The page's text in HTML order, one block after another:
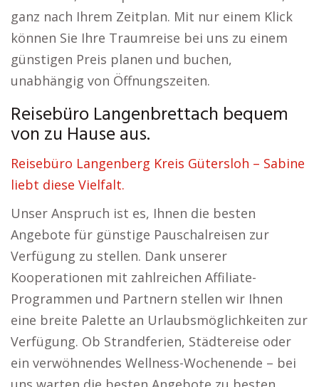
ganz nach Ihrem Zeitplan. Mit nur einem Klick
können Sie Ihre Traumreise bei uns zu einem
günstigen Preis planen und buchen,
unabhängig von Öffnungszeiten.
Reisebüro Langenbrettach bequem
von zu Hause aus.
Reisebüro Langenberg Kreis Gütersloh – Sabine
liebt diese Vielfalt.
Unser Anspruch ist es, Ihnen die besten
Angebote für günstige Pauschalreisen zur
Verfügung zu stellen. Dank unserer
Kooperationen mit zahlreichen Affiliate-
Programmen und Partnern stellen wir Ihnen
eine breite Palette an Urlaubsmöglichkeiten zur
Verfügung. Ob Strandferien, Städtereise oder
ein verwöhnendes Wellness-Wochenende – bei